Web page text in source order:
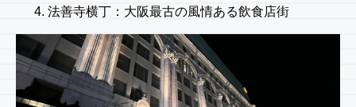
法善寺横丁：大阪最古の風情ある飲食店街